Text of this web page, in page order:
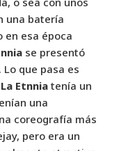
una batería
en esa época
se presentó
que pasa es
La Etnniatenía un
una
coreografía más
pero era un